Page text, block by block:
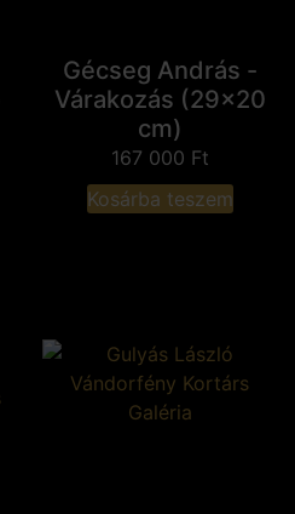
Gécseg András -
Várakozás (29x20
cm)
167 000 Ft
Kosárba teszem